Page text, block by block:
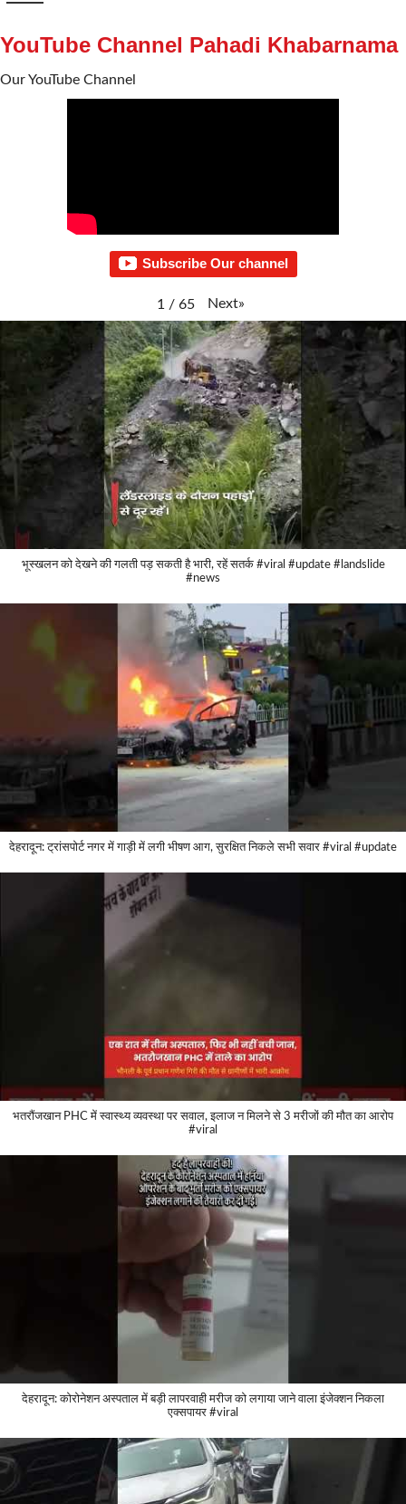
YouTube Channel Pahadi Khabarnama
Our YouTube Channel
Subscribe Our channel
1 / 65 Next»
भूस्खलन को देखने की गलती पड़ सकती है भारी, रहें सतर्क #viral #update #landslide
#news
देहरादून: ट्रांसपोर्ट नगर में गाड़ी में लगी भीषण आग, सुरक्षित निकले सभी सवार #viral #update
भतरौंजखान PHC में स्वास्थ्य व्यवस्था पर सवाल, इलाज न मिलने से 3 मरीजों की मौत का आरोप
#viral
देहरादून: कोरोनेशन अस्पताल में बड़ी लापरवाही मरीज को लगाया जाने वाला इंजेक्शन निकला
एक्सपायर #viral